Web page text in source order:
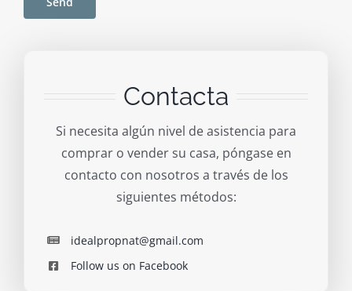
Contacta
Si necesita algún nivel de asistencia para
comprar o vender su casa, póngase en
contacto con nosotros a través de los
siguientes métodos:
idealpropnat@gmail.com
Follow us on Facebook